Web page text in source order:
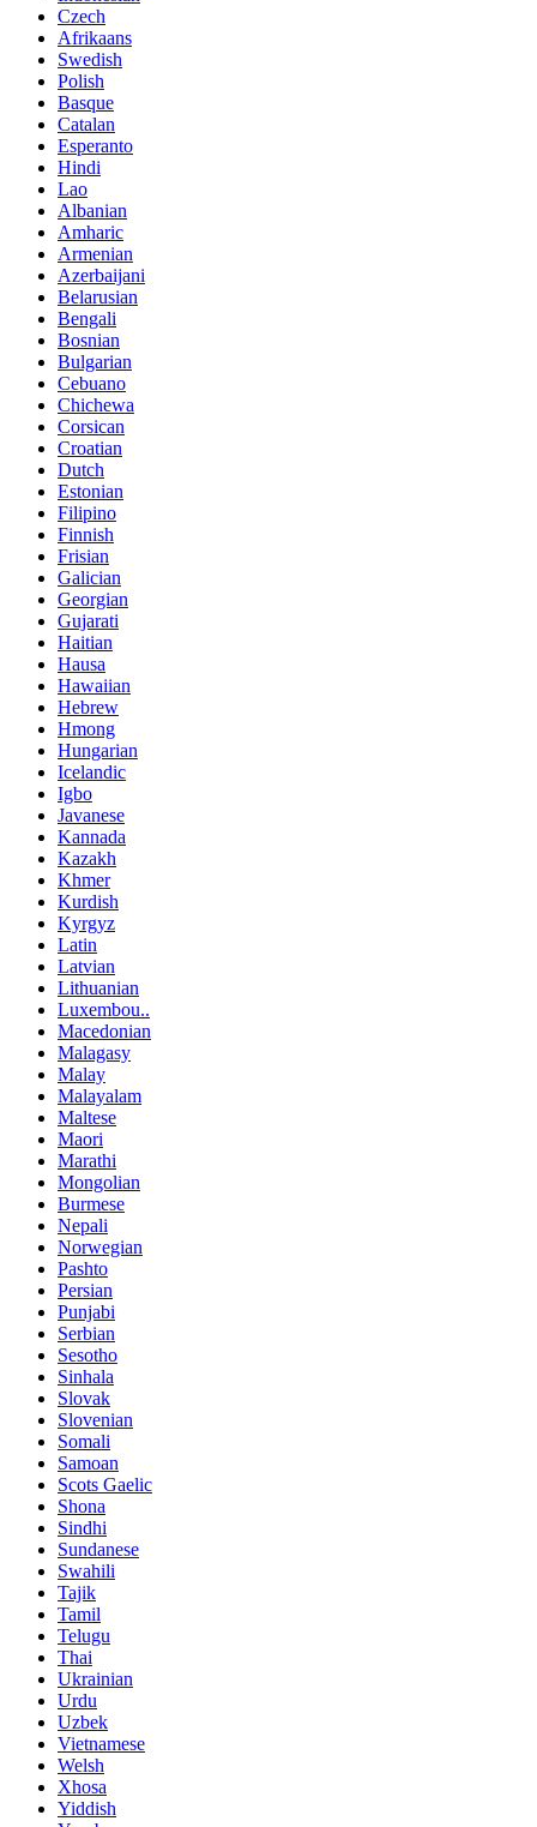
Czech
Afrikaans
Swedish
Polish
Basque
Catalan
Esperanto
Hindi
Lao
Albanian
Amharic
Armenian
Azerbaijani
Belarusian
Bengali
Bosnian
Bulgarian
Cebuano
Chichewa
Corsican
Croatian
Dutch
Estonian
Filipino
Finnish
Frisian
Galician
Georgian
Gujarati
Haitian
Hausa
Hawaiian
Hebrew
Hmong
Hungarian
Icelandic
Igbo
Javanese
Kannada
Kazakh
Khmer
Kurdish
Kyrgyz
Latin
Latvian
Lithuanian
Luxembou..
Macedonian
Malagasy
Malay
Malayalam
Maltese
Maori
Marathi
Mongolian
Burmese
Nepali
Norwegian
Pashto
Persian
Punjabi
Serbian
Sesotho
Sinhala
Slovak
Slovenian
Somali
Samoan
Scots Gaelic
Shona
Sindhi
Sundanese
Swahili
Tajik
Tamil
Telugu
Thai
Ukrainian
Urdu
Uzbek
Vietnamese
Welsh
Xhosa
Yiddish